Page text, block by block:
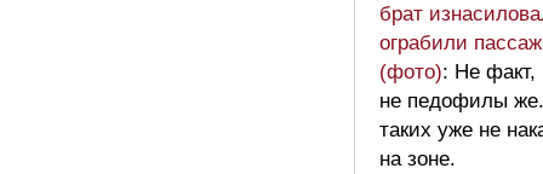
брат
ограбили
(фото): Не факт,
не педофилы
таких уже не
на зоне.